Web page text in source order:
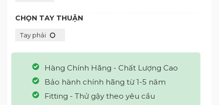
CHỌN TAY THUẬN
Tay phải
Hàng Chính Hãng - Chất Lượng Cao
Bảo hành chính hãng từ 1-5 năm
Fitting - Thử gậy theo yêu cầu